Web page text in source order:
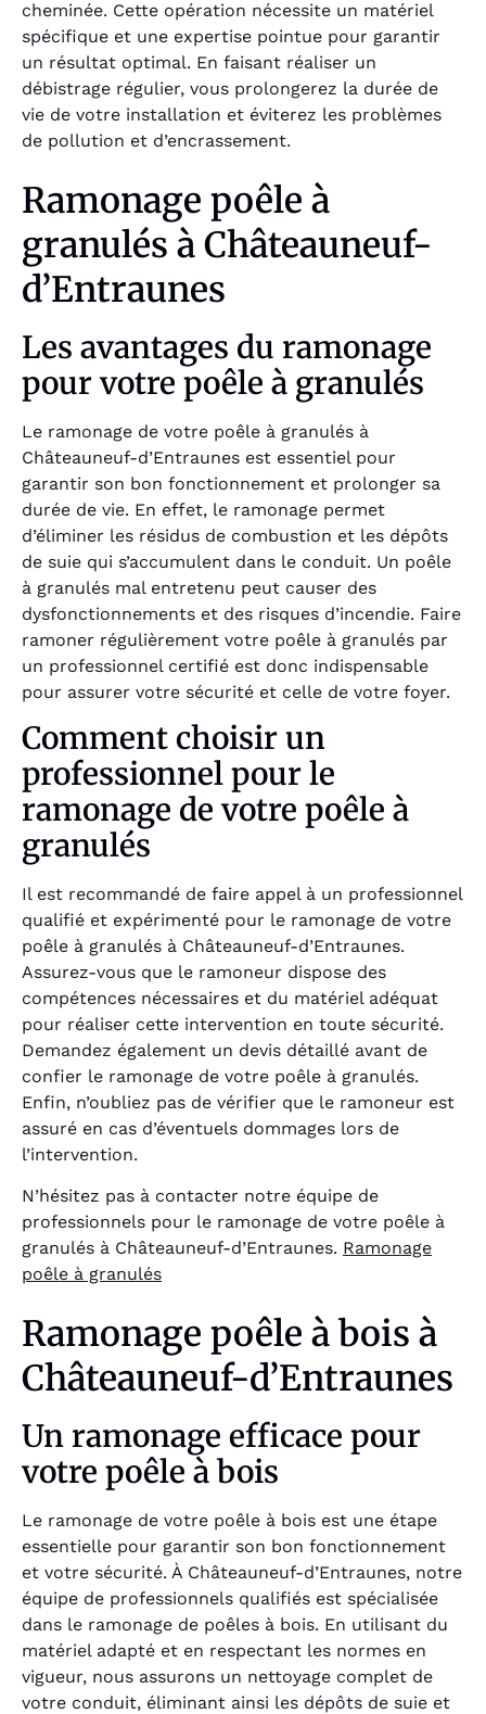
cheminée. Cette opération nécessite un matériel
spécifique et une expertise pointue pour garantir
un résultat optimal. En faisant réaliser un
débistrage régulier, vous prolongerez la durée de
vie de votre installation et éviterez les problèmes
de pollution et d’encrassement.
Ramonage poêle à
granulés à Châteauneuf-
d’Entraunes
Les avantages du ramonage
pour votre poêle à granulés
Le ramonage de votre poêle à granulés à
Châteauneuf-d’Entraunes est essentiel pour
garantir son bon fonctionnement et prolonger sa
durée de vie. En effet, le ramonage permet
d’éliminer les résidus de combustion et les dépôts
de suie qui s’accumulent dans le conduit. Un poêle
à granulés mal entretenu peut causer des
dysfonctionnements et des risques d’incendie. Faire
ramoner régulièrement votre poêle à granulés par
un professionnel certifié est donc indispensable
pour assurer votre sécurité et celle de votre foyer.
Comment choisir un
professionnel pour le
ramonage de votre poêle à
granulés
Il est recommandé de faire appel à un professionnel
qualifié et expérimenté pour le ramonage de votre
poêle à granulés à Châteauneuf-d’Entraunes.
Assurez-vous que le ramoneur dispose des
compétences nécessaires et du matériel adéquat
pour réaliser cette intervention en toute sécurité.
Demandez également un devis détaillé avant de
confier le ramonage de votre poêle à granulés.
Enfin, n’oubliez pas de vérifier que le ramoneur est
assuré en cas d’éventuels dommages lors de
l’intervention.
N’hésitez pas à contacter notre équipe de
professionnels pour le ramonage de votre poêle à
granulés à Châteauneuf-d’Entraunes. Ramonage
poêle à granulés
Ramonage poêle à bois à
Châteauneuf-d’Entraunes
Un ramonage efficace pour
votre poêle à bois
Le ramonage de votre poêle à bois est une étape
essentielle pour garantir son bon fonctionnement
et votre sécurité. À Châteauneuf-d’Entraunes, notre
équipe de professionnels qualifiés est spécialisée
dans le ramonage de poêles à bois. En utilisant du
matériel adapté et en respectant les normes en
vigueur, nous assurons un nettoyage complet de
votre conduit, éliminant ainsi les dépôts de suie et